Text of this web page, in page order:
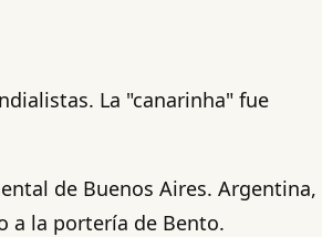
La "canarinha" fue
de Buenos Aires. Argentina,
a la portería de Bento.